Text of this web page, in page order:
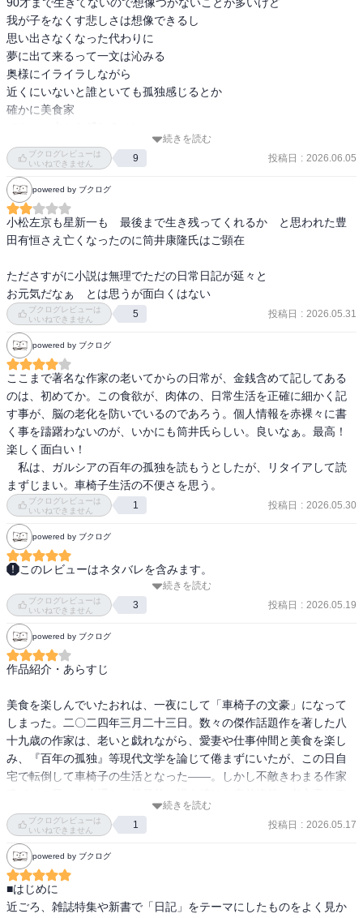
我が子をなくす悲しさは想像できるし
思い出さなくなった代わりに
夢に出て来るって一文は沁みる
奥様にイライラしながら
近くにいないと誰といても孤独感じるとか
確かに美食家
愛妻家で
もう会えない息子さんを常に思ってる優しさです
続きを読む
ブクログレビューは
いいねできません
9 投稿日 : 2026.06.05
powered by ブクログ
小松左京も星新一も　最後まで生き残ってくれるか　と思われた豊
田有恒さえ亡くなったのに筒井康隆氏はご顕在
たださすがに小説は無理でただの日常日記が延々と
お元気だなぁ　とは思うが面白くはない
ブクログレビューは
いいねできません
5 投稿日 : 2026.05.31
powered by ブクログ
ここまで著名な作家の老いてからの日常が、金銭含めて記してある
のは、初めてか。この食欲が、肉体の、日常生活を正確に細かく記
す事が、脳の老化を防いでいるのであろう。個人情報を赤裸々に書
く事を躊躇わないのが、いかにも筒井氏らしい。良いなぁ。最高！
楽しく面白い！
私は、ガルシアの百年の孤独を読もうとしたが、リタイアして読
まずじまい。車椅子生活の不便さを思う。
ブクログレビューは
いいねできません
1 投稿日 : 2026.05.30
powered by ブクログ
このレビューはネタバレを含みます。
おどろきの日記文学。9歳年下の奥様との美食の毎日は食欲の深さと
しての業を感じる。都会の高級料理店での相場は理解できないが、
毎日の料理代としてはあり得ないレベル感。こんな食事を摂ってい
て長生きできるのはほんと羨ましい。老耄の境地での美食の極地を
感じた。合間に入るエッセイ等も深い味わい。長年のファンとして
この本を読めたことに幸せを感じた。
続きを読む
ブクログレビューは
いいねできません
3 投稿日 : 2026.05.19
powered by ブクログ
作品紹介・あらすじ
美食を楽しんでいたおれは、一夜にして「車椅子の文豪」になって
しまった。二〇二四年三月二十三日。数々の傑作話題作を著した八
十九歳の作家は、老いと戯れながら、愛妻や仕事仲間と美食を楽し
み、『百年の孤独』等現代文学を論じて倦まずにいたが、この日自
宅で転倒して車椅子の生活となった――。しかし不敵きわまる作家
ルライフ！
＊＊＊＊＊
筒井康隆が88歳～91歳にかけて雑誌「波」に連載していた日記をひ
とつにまとめたもの。日記以外に初の文庫化となったガブリエル・
続きを読む
ブクログレビューは
いいねできません
1 投稿日 : 2026.05.17
powered by ブクログ
■はじめに
近ごろ、雑誌特集や新書で「日記」をテーマにしたものをよく見か